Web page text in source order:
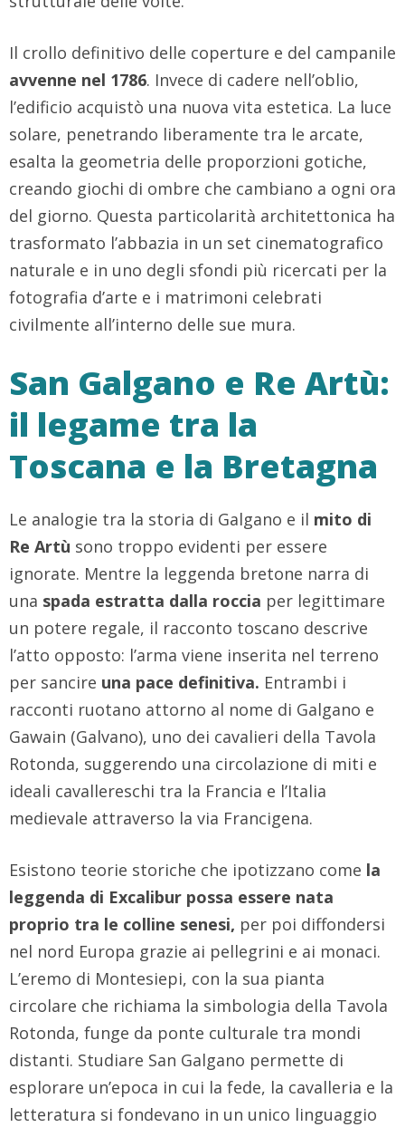
Il crollo definitivo delle coperture e del campanile
avvenne nel 1786. Invece di cadere nell’oblio,
l’edificio acquistò una nuova vita estetica. La luce
solare, penetrando liberamente tra le arcate,
esalta la geometria delle proporzioni gotiche,
creando giochi di ombre che cambiano a ogni ora
del giorno. Questa particolarità architettonica ha
trasformato l’abbazia in un set cinematografico
naturale e in uno degli sfondi più ricercati per la
fotografia d’arte e i matrimoni celebrati
civilmente all’interno delle sue mura.
San Galgano e Re Artù:
il legame tra la
Toscana e la Bretagna
Le analogie tra la storia di Galgano e il mito di
Re Artù sono troppo evidenti per essere
ignorate. Mentre la leggenda bretone narra di
una spada estratta dalla roccia per legittimare
un potere regale, il racconto toscano descrive
l’atto opposto: l’arma viene inserita nel terreno
per sancire una pace definitiva. Entrambi i
racconti ruotano attorno al nome di Galgano e
Gawain (Galvano), uno dei cavalieri della Tavola
Rotonda, suggerendo una circolazione di miti e
ideali cavallereschi tra la Francia e l’Italia
medievale attraverso la via Francigena.
Esistono teorie storiche che ipotizzano come la
leggenda di Excalibur possa essere nata
proprio tra le colline senesi, per poi diffondersi
nel nord Europa grazie ai pellegrini e ai monaci.
L’eremo di Montesiepi, con la sua pianta
circolare che richiama la simbologia della Tavola
Rotonda, funge da ponte culturale tra mondi
distanti. Studiare San Galgano permette di
esplorare un’epoca in cui la fede, la cavalleria e la
letteratura si fondevano in un unico linguaggio